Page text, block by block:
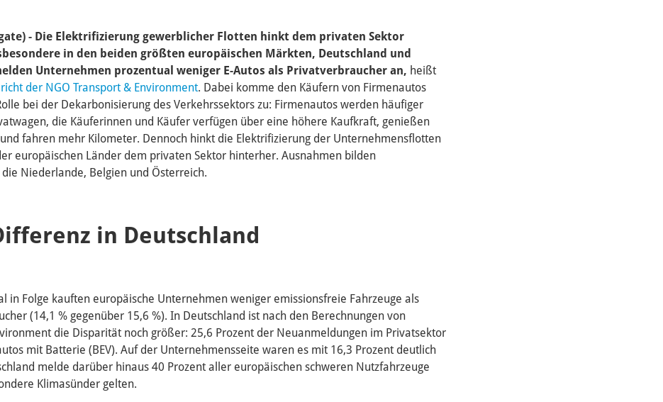
- Die Elektrifizierung gewerblicher Flotten hinkt dem privaten Sektor
in den beiden größten europäischen Märkten, Deutschland und
Unternehmen prozentual weniger E-Autos als Privatverbraucher an, heißt
der NGO Transport & Environment. Dabei komme den Käufern von Firmenautos
bei der Dekarbonisierung des Verkehrssektors zu: Firmenautos werden häufiger
die Käuferinnen und Käufer verfügen über eine höhere Kaufkraft, genießen
fahren mehr Kilometer. Dennoch hinkt die Elektrifizierung der Unternehmensflotten
europäischen Länder dem privaten Sektor hinterher. Ausnahmen bilden
Niederlande, Belgien und Österreich.
in Deutschland
in Folge kauften europäische Unternehmen weniger emissionsfreie Fahrzeuge als
(14,1 % gegenüber 15,6 %). In Deutschland ist nach den Berechnungen von
die Disparität noch größer: 25,6 Prozent der Neuanmeldungen im Privatsektor
mit Batterie (BEV). Auf der Unternehmensseite waren es mit 16,3 Prozent deutlich
melde darüber hinaus 40 Prozent aller europäischen schweren Nutzfahrzeuge
Klimasünder gelten.